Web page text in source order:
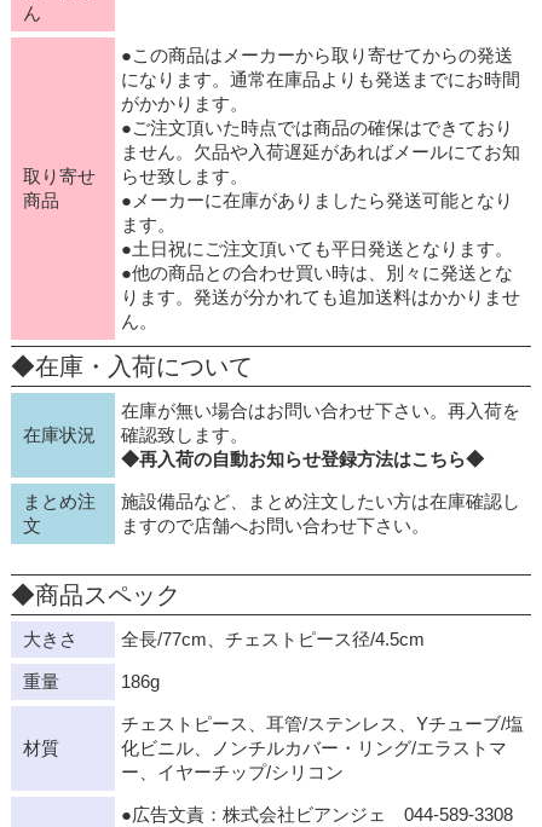
ん
取り寄せ
商品
●この商品はメーカーから取り寄せてからの発送
になります。通常在庫品よりも発送までにお時間
がかかります。
●ご注文頂いた時点では商品の確保はできており
ません。欠品や入荷遅延があればメールにてお知
らせ致します。
●メーカーに在庫がありましたら発送可能となり
ます。
●土日祝にご注文頂いても平日発送となります。
●他の商品との合わせ買い時は、別々に発送とな
ります。発送が分かれても追加送料はかかりませ
ん。
◆在庫・入荷について
在庫状況
在庫が無い場合はお問い合わせ下さい。再入荷を
確認致します。
◆再入荷の自動お知らせ登録方法はこちら◆
まとめ注
文
施設備品など、まとめ注文したい方は在庫確認し
ますので店舗へお問い合わせ下さい。
◆商品スペック
大きさ 全長/77cm、チェストピース径/4.5cm
重量 186g
材質
チェストピース、耳管/ステンレス、Yチューブ/塩
化ビニル、ノンチルカバー・リング/エラストマ
ー、イヤーチップ/シリコン
●広告文責：株式会社ビアンジェ 044-589-3308